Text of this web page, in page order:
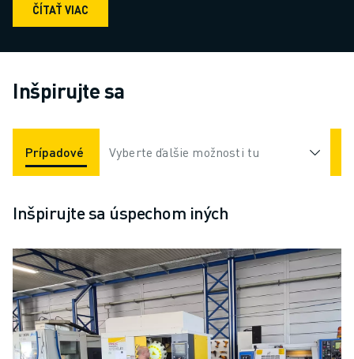
ČÍTAŤ VIAC
Inšpirujte sa
Prípadové Štúdie Aplikácie Odvetvia
Vyberte ďalšie možnosti tu
Inšpirujte sa úspechom iných